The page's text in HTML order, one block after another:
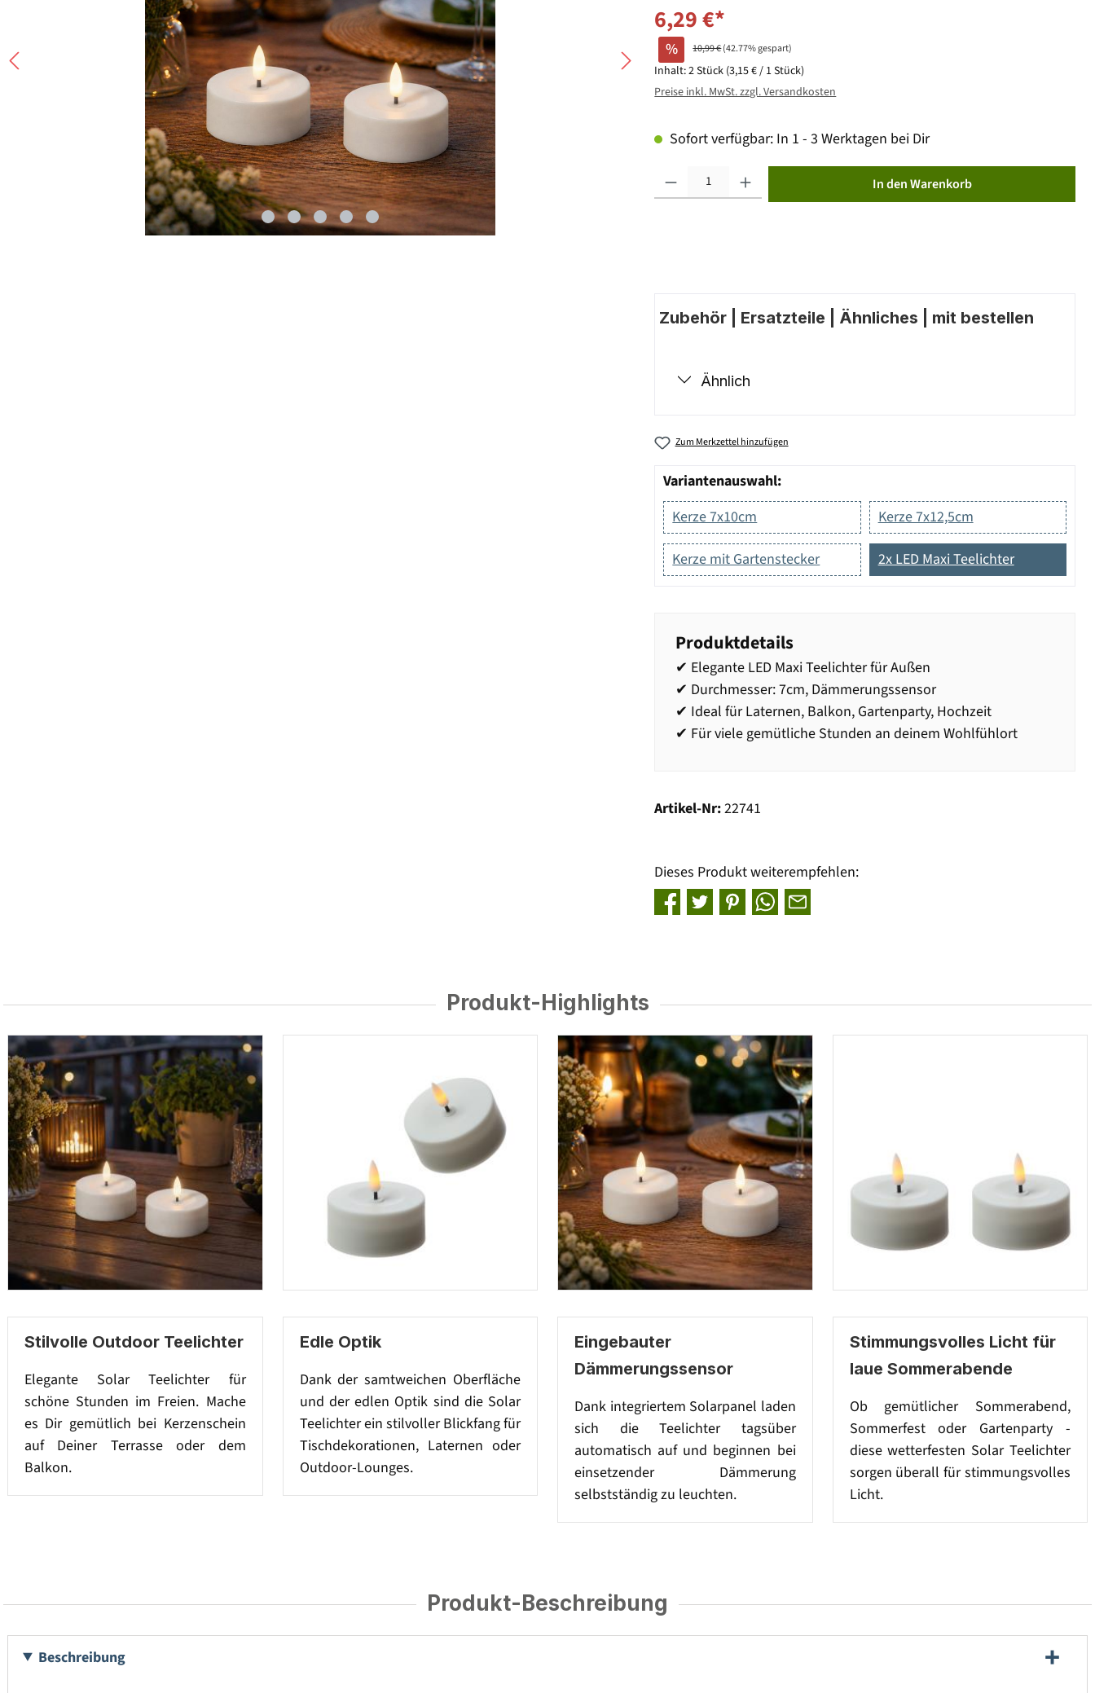
6,29 €*
% 10,99 €(42.77% gespart)
Inhalt:2 Stück (3,15 € / 1 Stück)
Preise inkl. MwSt. zzgl. Versandkosten
Sofort verfügbar: In 1 - 3 Werktagen bei Dir
In den Warenkorb
Zubehör | Ersatzteile | Ähnliches | mit bestellen
Ähnlich
Zum Merkzettel hinzufügen
Variantenauswahl:
Kerze 7x10cm
Kerze 7x12,5cm
Kerze mit Gartenstecker 2x LED Maxi Teelichter
Produktdetails
✔ Elegante LED Maxi Teelichter für Außen
✔ Durchmesser: 7cm, Dämmerungssensor
✔ Ideal für Laternen, Balkon, Gartenparty, Hochzeit
✔ Für viele gemütliche Stunden an deinem Wohlfühlort
Artikel-Nr:22741
Dieses Produkt weiterempfehlen:
Produkt-Highlights
Stilvolle Outdoor Teelichter
Elegante Solar Teelichter für
schöne Stunden im Freien. Mache
es Dir gemütlich bei Kerzenschein
auf Deiner Terrasse oder dem
Balkon.
Edle Optik
Dank der samtweichen Oberfläche
und der edlen Optik sind die Solar
Teelichter ein stilvoller Blickfang für
Tischdekorationen, Laternen oder
Outdoor-Lounges.
Eingebauter
Dämmerungssensor
Dank integriertem Solarpanel laden
sich die Teelichter tagsüber
automatisch auf und beginnen bei
einsetzender Dämmerung
selbstständig zu leuchten.
Stimmungsvolles Licht für
laue Sommerabende
Ob gemütlicher Sommerabend,
Sommerfest oder Gartenparty -
diese wetterfesten Solar Teelichter
sorgen überall für stimmungsvolles
Licht.
Produkt-Beschreibung
Beschreibung